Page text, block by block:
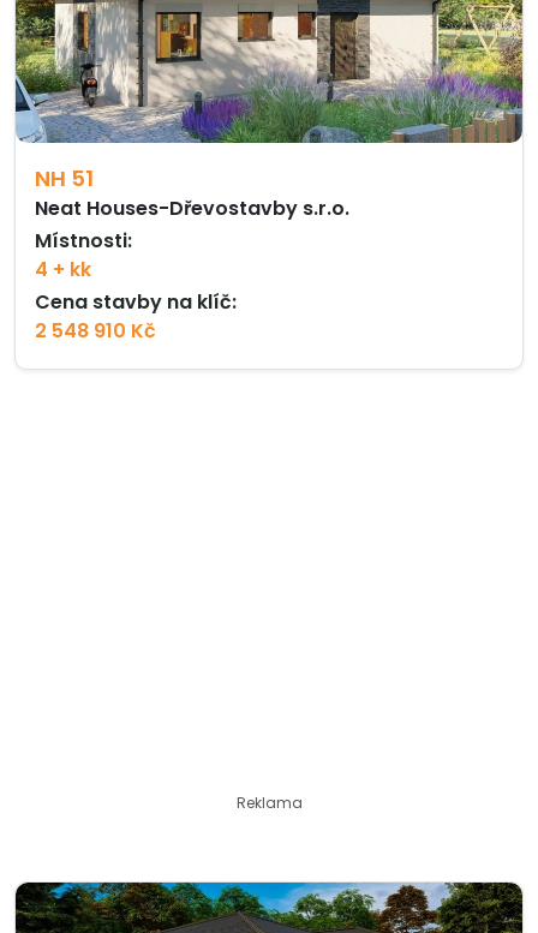
NH 51
Neat Houses-Dřevostavby s.r.o.
Místnosti:
4 + kk
Cena stavby na klíč:
2 548 910 Kč
Reklama